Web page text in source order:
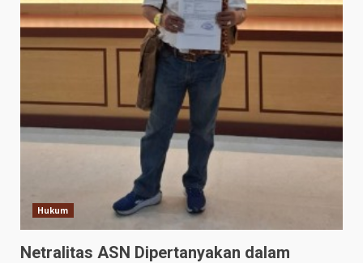
Hukum
Netralitas ASN Dipertanyakan dalam